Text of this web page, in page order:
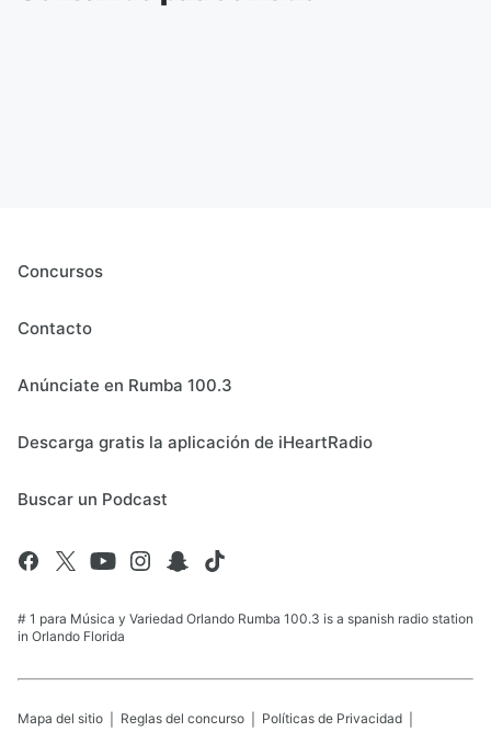
Concursos
Contacto
Anúnciate en Rumba 100.3
Descarga gratis la aplicación de iHeartRadio
Buscar un Podcast
# 1 para Música y Variedad Orlando Rumba 100.3 is a spanish radio station
in Orlando Florida
Mapa del sitio Reglas del concurso Políticas de Privacidad